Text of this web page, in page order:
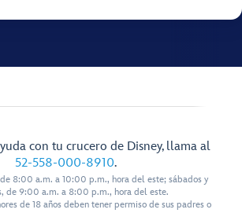
con tu crucero de Disney, llama al
52-558-000-8910.
8:00 a.m. a 10:00 p.m., hora del este; sábados y
de 9:00 a.m. a 8:00 p.m., hora del este.
de 18 años deben tener permiso de sus padres o